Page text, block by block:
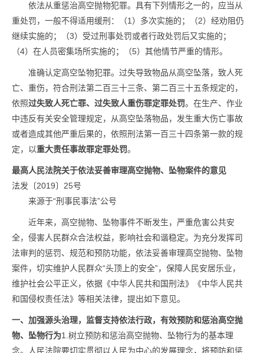
依法从重惩治高空抛物犯罪。具有下列情形之一的，应当从
重处罚，一般不得适用缓刑：（1）多次实施的；（2）经劝阻仍
继续实施的；（3）受过刑事处罚或者行政处罚后又实施的；
（4）在人员密集场所实施的；（5）其他情节严重的情形。
准确认定高空坠物犯罪。过失导致物品从高空坠落，致人死
亡、重伤，符合刑法第二百三十三条、第二百三十五条规定的，
依照过失致人死亡罪、过失致人重伤罪定罪处罚。在生产、作业
中违反有关安全管理规定，从高空坠落物品，发生重大伤亡事故
或者造成其他严重后果的，依照刑法第一百三十四条第一款的规
定，以重大责任事故罪定罪处罚。
最高人民法院关于依法妥善审理高空抛物、坠物案件的意见
法发〔2019〕25号
来源于“刑事民事法”公号
近年来，高空抛物、坠物事件不断发生，严重危害公共安
全，侵害人民群众合法权益，影响社会和谐稳定。为充分发挥司
法审判的惩罚、规范和预防功能，依法妥善审理高空抛物、坠物
案件，切实维护人民群众“头顶上的安全”，保障人民安居乐业，
维护社会公平正义，依据《中华人民共和国刑法》《中华人民共
和国侵权责任法》等相关法律，提出如下意见。
一、加强源头治理，监督支持依法行政，有效预防和惩治高空抛
物、坠物行为1.树立预防和惩治高空抛物、坠物行为的基本理
念。人民法院要切实贯彻以人民为中心的发展理念，将预防和惩